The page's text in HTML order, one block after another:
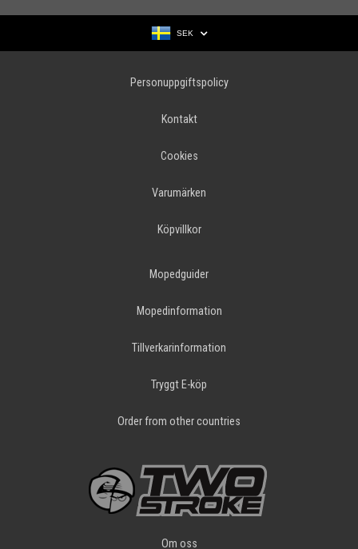
SEK
Personuppgiftspolicy
Kontakt
Cookies
Varumärken
Köpvillkor
Mopedguider
Mopedinformation
Tillverkarinformation
Tryggt E-köp
Order from other countries
Om oss